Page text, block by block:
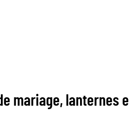
mariage, lanternes